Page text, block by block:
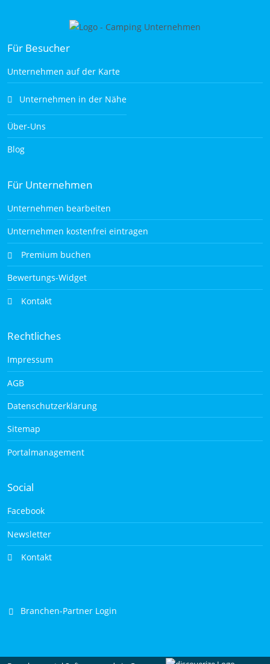
Für Besucher
Unternehmen auf der Karte
Unternehmen in der Nähe
Über-Uns
Blog
Für Unternehmen
Unternehmen bearbeiten
Unternehmen kostenfrei eintragen
Premium buchen
Bewertungs-Widget
Kontakt
Rechtliches
Impressum
AGB
Datenschutzerklärung
Sitemap
Portalmanagement
Social
Facebook
Newsletter
Kontakt
Branchen-Partner Login